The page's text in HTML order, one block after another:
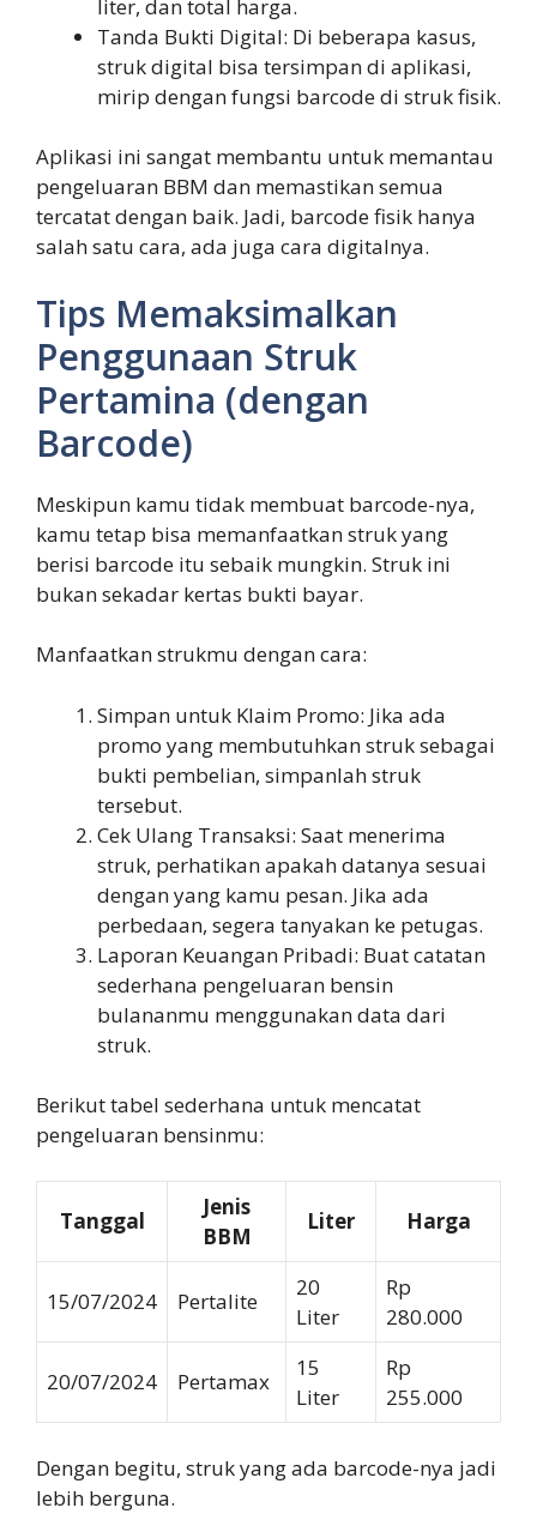
liter, dan total harga.
Tanda Bukti Digital: Di beberapa kasus,
struk digital bisa tersimpan di aplikasi,
mirip dengan fungsi barcode di struk fisik.
Aplikasi ini sangat membantu untuk memantau
pengeluaran BBM dan memastikan semua
tercatat dengan baik. Jadi, barcode fisik hanya
salah satu cara, ada juga cara digitalnya.
Tips Memaksimalkan
Penggunaan Struk
Pertamina (dengan
Barcode)
Meskipun kamu tidak membuat barcode-nya,
kamu tetap bisa memanfaatkan struk yang
berisi barcode itu sebaik mungkin. Struk ini
bukan sekadar kertas bukti bayar.
Manfaatkan strukmu dengan cara:
Simpan untuk Klaim Promo: Jika ada
promo yang membutuhkan struk sebagai
bukti pembelian, simpanlah struk
tersebut.
Cek Ulang Transaksi: Saat menerima
struk, perhatikan apakah datanya sesuai
dengan yang kamu pesan. Jika ada
perbedaan, segera tanyakan ke petugas.
Laporan Keuangan Pribadi: Buat catatan
sederhana pengeluaran bensin
bulananmu menggunakan data dari
struk.
Berikut tabel sederhana untuk mencatat
pengeluaran bensinmu:
Tanggal
Jenis
BBM
Liter Harga
15/07/2024 Pertalite
20
Liter
Rp
280.000
20/07/2024 Pertamax
15
Liter
Rp
255.000
Dengan begitu, struk yang ada barcode-nya jadi
lebih berguna.